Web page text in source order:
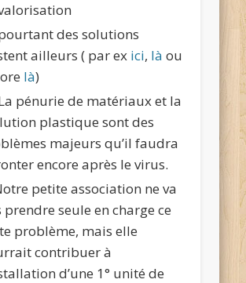
des solutions
ailleurs ( par ex ici, là ou
là)
pénurie de matériaux et la
plastique sont des
majeurs qu’il faudra
encore après le virus.
petite association ne va
prendre seule en charge ce
problème, mais elle
contribuer à
d’une 1° unité de